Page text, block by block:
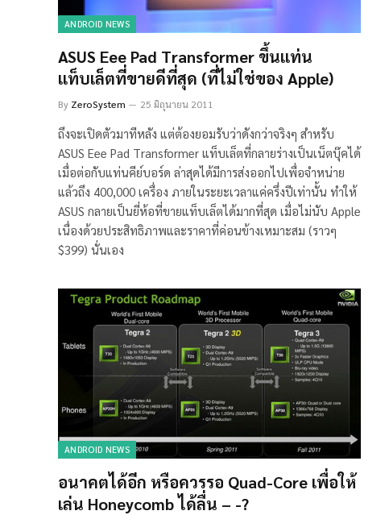
ANDROID NEWS
ASUS Eee Pad Transformer ขึ้นแท่น
แท็บเล็ตที่ขายดีที่สุด (ที่ไม่ใช่ของ Apple)
By ZeroSystem 25 มิถุนายน 2011
ถึงจะเปิดตัวมาทีหลัง แต่ต้องยอมรับว่าดังกว่าจริงๆ สำหรับ
ASUS Eee Pad Transformer แท็บเล็ตที่กลายร่างเป็นเน็ตบุ๊คได้
เมื่อต่อกับแท่นคีย์บอร์ด ล่าสุดได้มีการส่งออกไปเพื่อจำหน่าย
แล้วถึง 400,000 เครื่อง ภายในระยะเวลาแค่ครึ่งปีเท่านั้น ทำให้
ASUS กลายเป็นยี่ห้อที่ขายแท็บเล็ตได้มากที่สุด เมื่อไม่นับ Apple
เนื่องด้วยประสิทธิภาพและราคาที่ค่อนข้างเหมาะสม (ราวๆ
$399) นั่นเอง
ANDROID NEWS
อนาคตได้อีก หรือควรรอ Quad-Core เพื่อให้
เล่น Honeycomb ได้ลื่น – -?